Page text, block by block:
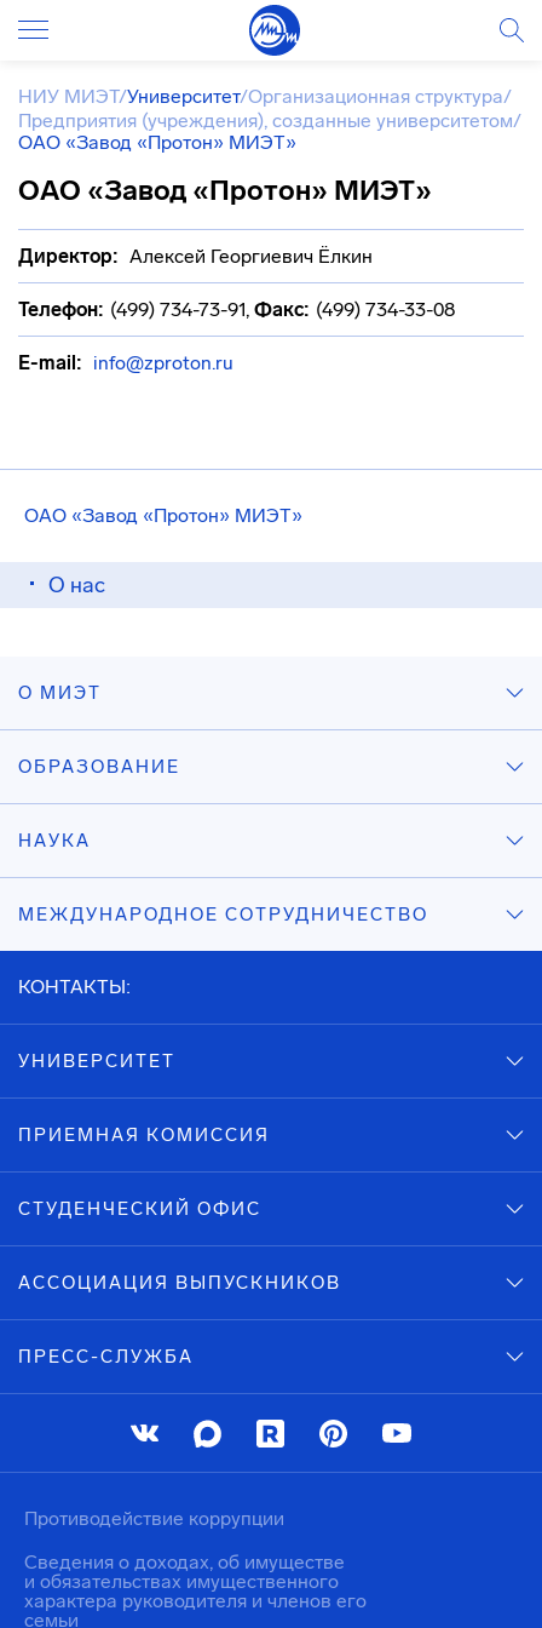
ОАО «Завод «Протон» МИЭТ»
О нас
НИУ МИЭТ/Университет/Организационная структура/
Предприятия (учреждения), созданные университетом/
ОАО «Завод «Протон» МИЭТ»
ОАО «Завод «Протон» МИЭТ»
Директор: Алексей Георгиевич Ёлкин
Телефон: (499) 734-73-91, Факс: (499) 734-33-08
E-mail: info@zproton.ru
О МИЭТ
ОБРАЗОВАНИЕ
НАУКА
МЕЖДУНАРОДНОЕ СОТРУДНИЧЕСТВО
КОНТАКТЫ:
УНИВЕРСИТЕТ
ПРИЕМНАЯ КОМИССИЯ
СТУДЕНЧЕСКИЙ ОФИС
АССОЦИАЦИЯ ВЫПУСКНИКОВ
ПРЕСС-СЛУЖБА
Противодействие коррупции
Сведения о доходах, об имуществе
и обязательствах имущественного
характера руководителя и членов его
семьи